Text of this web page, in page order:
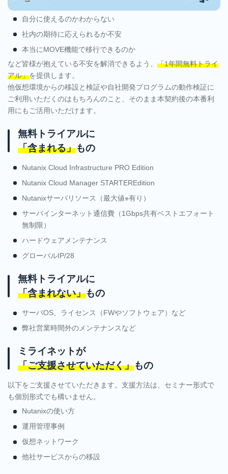
自分に使えるのかわからない
社内の期待に応えられるか不安
本当にMOVE機能で移行できるのか
など皆様が抱えている不安を解消できるよう、 「1年間無料トライ
アル」を提供します。
他仮想環境からの移設と検証や自社開発プログラムの動作検証に
ご利用いただくのはもちろんのこと、そのまま本契約後の本番利
用にもご活用いただけます。
無料トライアルに
「含まれる」もの
Nutanix Cloud Infrastructure PRO Edition
Nutanix Cloud Manager STARTEREdition
Nutanixサーバリソース（最大値※有り）
サーバインターネット通信費（1Gbps共有ベストエフォート
無制限）
ハードウェアメンテナンス
グローバルIP/28
無料トライアルに
「含まれない」もの
サーバOS、ライセンス（FWやソフトウェア）など
弊社営業時間外のメンテナンスなど
ミライネットが
「ご支援させていただく」もの
以下をご支援させていただきます。支援方法は、セミナー形式で
も個別形式でも構いません。
Nutanixの使い方
運用管理事例
仮想ネットワーク
他社サービスからの移設